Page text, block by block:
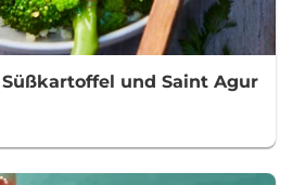
und Saint Agur